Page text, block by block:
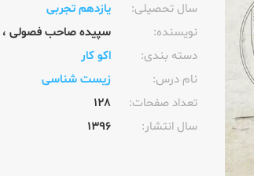
سال تحصیلی:‌
یازدهم تجربی
نویسنده:‌
سپیده صاحب فصولی ،
دسته بندی:
اکو کار
نام درس:
زیست شناسی
تعداد صفحات:‌
128
سال انتشار:‌
1396